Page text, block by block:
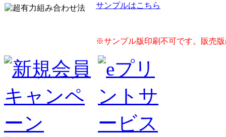
サンプルはこちら
※サンプル版印刷不可です。販売